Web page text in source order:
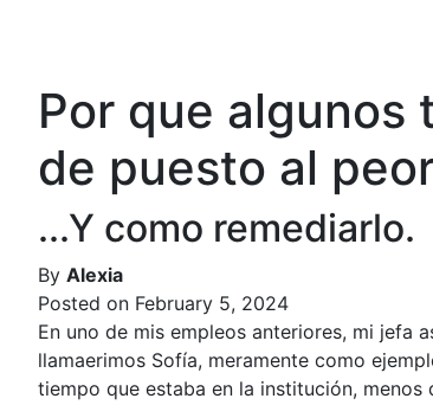
Por que algunos
de puesto al
...Y como remediarlo.
By Alexia
Posted on February 5, 2024
En uno de mis empleos anteriores, mi jefa
llamaerimos Sofía, meramente como
tiempo que estaba en la institución, menos